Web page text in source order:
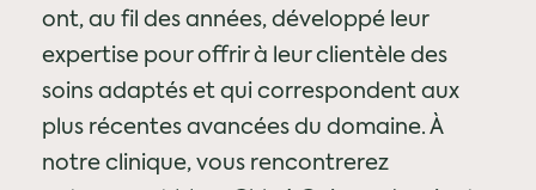
ont, au fil des années, développé leur
expertise pour offrir à leur clientèle des
soins adaptés et qui correspondent aux
plus récentes avancées du domaine. À
notre clinique, vous rencontrerez